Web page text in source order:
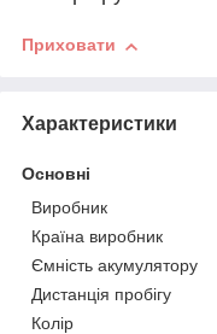
Приховати
Характеристики
Основні
Виробник
Країна виробник
Ємність акумулятору
Дистанція пробігу
Колір